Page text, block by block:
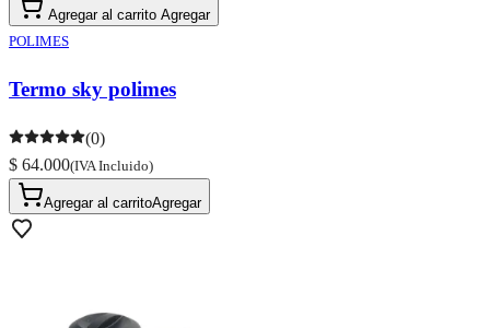
Agregar al carrito Agregar
POLIMES
Termo sky polimes
(0)
$ 64.000(IVA Incluido)
Agregar al carritoAgregar